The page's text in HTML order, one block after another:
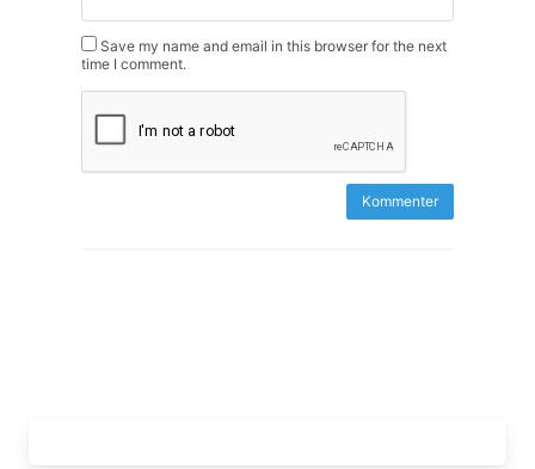
Save my name and email in this browser for the next
time I comment.